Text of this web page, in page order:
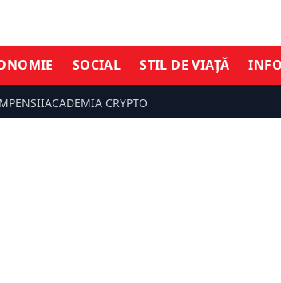
SOCIAL STIL DE VIAȚĂ
PENSIIACADEMIA CRYPTO